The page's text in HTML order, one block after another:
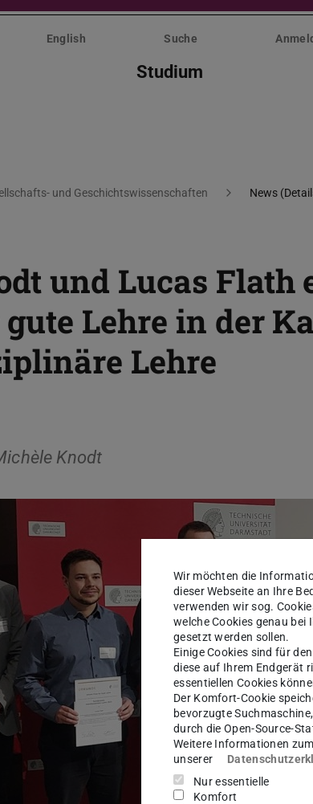
English Suche
Studium
und Geschichtswissenschaften News
und Lucas Flath
Lehre in der
Lehre
Knodt
Wir möchten die
dieser Webseite an Ihre
verwenden wir sog.
welche Cookies genau bei
gesetzt werden sollen.
Einige Cookies sind für
diese auf Ihrem Endgerät
essentiellen Cookies
Der Komfort-Cookie
bevorzugte
durch die Open-Source-
Weitere Informationen
unserer
Nur essentielle
Komfort